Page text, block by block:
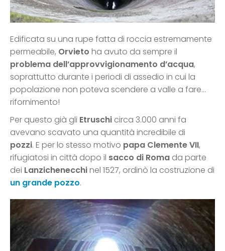
Edificata su una rupe fatta di roccia estremamente
permeabile, Orvieto ha avuto da sempre il
problema dell’approvvigionamento d’acqua,
soprattutto durante i periodi di assedio in cui la
popolazione non poteva scendere a valle a fare…
rifornimento!
Per questo già gli Etruschi circa 3.000 anni fa
avevano scavato una quantità incredibile di
pozzi. E per lo stesso motivo papa Clemente VII,
rifugiatosi in città dopo il sacco di Roma da parte
dei Lanzichenecchinel 1527, ordinò la costruzione di
un grande pozzo.